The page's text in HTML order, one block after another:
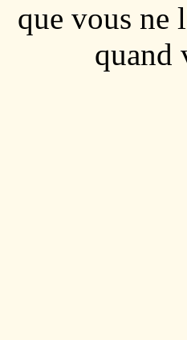
que vous ne
quand